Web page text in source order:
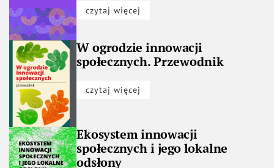
czytaj więcej
W ogrodzie innowacji
społecznych. Przewodnik
czytaj więcej
Ekosystem innowacji
społecznych i jego lokalne
odsłony